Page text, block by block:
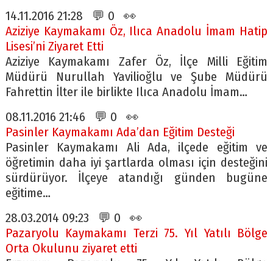
14.11.2016 21:28 💬 0 👀
Aziziye Kaymakamı Öz, Ilıca Anadolu İmam Hatip
Lisesi’ni Ziyaret Etti
Aziziye Kaymakamı Zafer Öz, İlçe Milli Eğitim
Müdürü Nurullah Yavilioğlu ve Şube Müdürü
Fahrettin İlter ile birlikte Ilıca Anadolu İmam…
08.11.2016 21:46 💬 0 👀
Pasinler Kaymakamı Ada’dan Eğitim Desteği
Pasinler Kaymakamı Ali Ada, ilçede eğitim ve
öğretimin daha iyi şartlarda olması için desteğini
sürdürüyor. İlçeye atandığı günden bugüne
eğitime…
28.03.2014 09:23 💬 0 👀
Pazaryolu Kaymakamı Terzi 75. Yıl Yatılı Bölge
Orta Okulunu ziyaret etti